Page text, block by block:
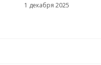
1 декабря 2025